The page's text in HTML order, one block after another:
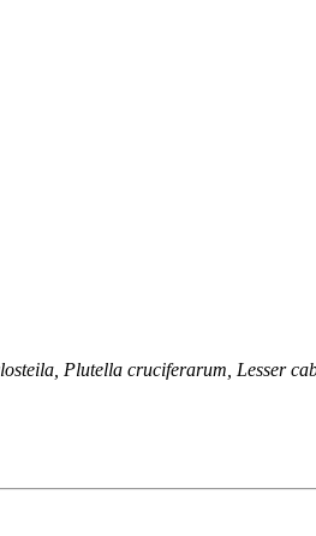
Plutella cruciferarum, Lesser